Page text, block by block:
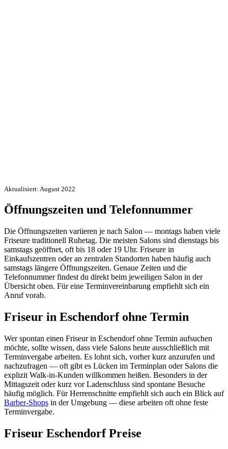
Aktualisiert: August 2022
Öffnungszeiten und Telefonnummer
Die Öffnungszeiten variieren je nach Salon — montags haben viele
Friseure traditionell Ruhetag. Die meisten Salons sind dienstags bis
samstags geöffnet, oft bis 18 oder 19 Uhr. Friseure in
Einkaufszentren oder an zentralen Standorten haben häufig auch
samstags längere Öffnungszeiten. Genaue Zeiten und die
Telefonnummer findest du direkt beim jeweiligen Salon in der
Übersicht oben. Für eine Terminvereinbarung empfiehlt sich ein
Anruf vorab.
Friseur in Eschendorf ohne Termin
Wer spontan einen Friseur in Eschendorf ohne Termin aufsuchen
möchte, sollte wissen, dass viele Salons heute ausschließlich mit
Terminvergabe arbeiten. Es lohnt sich, vorher kurz anzurufen und
nachzufragen — oft gibt es Lücken im Terminplan oder Salons die
explizit Walk-in-Kunden willkommen heißen. Besonders in der
Mittagszeit oder kurz vor Ladenschluss sind spontane Besuche
häufig möglich. Für Herrenschnitte empfiehlt sich auch ein Blick auf
Barber-Shops in der Umgebung — diese arbeiten oft ohne feste
Terminvergabe.
Friseur Eschendorf Preise